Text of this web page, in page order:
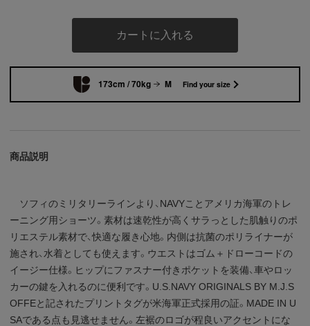
カートに入れる
173cm / 70kg M Find your size
商品説明
ソフィのミリタリーラインより、NAVYことアメリカ海軍のトレ
ーニング用ショーツ。素材は速乾性が高くサラっとした肌触りのポ
リエステル素材で、快適な履き心地。内側は抗菌のポリライナーが
施され、水着としても使えます。ウエストはゴム＋ドローコードの
イージー仕様。ヒップにファスナー付きポケットを装備、車やロッ
カーの鍵を入れるのに便利です。U.S.NAVY ORIGINALS BY M.J.S
OFFEと記されたプリントタグが米海軍正式採用の証。MADE IN U
SAである点も見逃せません。左裾のロゴが程良いアクセントにな